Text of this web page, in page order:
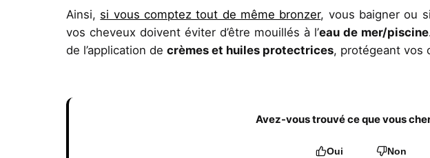
Ainsi, si vous comptez tout de même bronzer, vous baigner ou
vos cheveux doivent éviter d’être mouillés à l’eau de mer/piscine
de l’application de crèmes et huiles protectrices, protégeant vos
Avez-vous trouvé ce que vous
Oui Non